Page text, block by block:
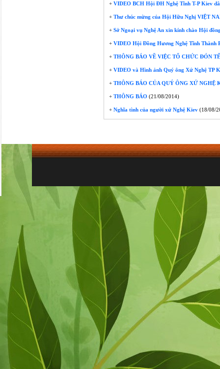
+ VIDEO BCH Hội ĐH Nghệ Tĩnh T-P Kiev
+ Thư chúc mừng của Hội Hữu Nghị VIỆT
+ Sở Ngoại vụ Nghệ An xin kính chào Hội
+ VIDEO Hội Đồng Hương Nghệ Tĩnh Thành
+ THÔNG BÁO VỀ VIỆC TỔ CHỨC ĐÓN
+ VIDEO và Hình ảnh Quý ông Xứ Nghệ TP
+ THÔNG BÁO CỦA QUÝ ÔNG XỨ NGHỆ
+ THÔNG BÁO (21/08/2014)
+ Nghĩa tình của người xứ Nghệ Kiev (18/08/